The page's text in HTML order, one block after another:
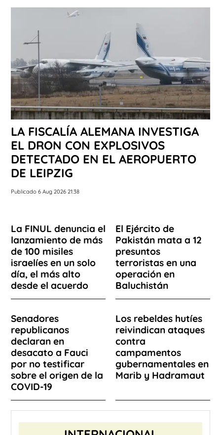
LA FISCALÍA ALEMANA INVESTIGA
EL DRON CON EXPLOSIVOS
DETECTADO EN EL AEROPUERTO
DE LEIPZIG
Publicado 6 Aug 2026 21:38
La FINUL denuncia el
lanzamiento de más
de 100 misiles
israelíes en un solo
día, el más alto
desde el acuerdo
El Ejército de
Pakistán mata a 12
presuntos
terroristas en una
operación en
Baluchistán
Senadores
republicanos
declaran en
desacato a Fauci
por no testificar
sobre el origen de la
COVID-19
Los rebeldes hutíes
reivindican ataques
contra
campamentos
gubernamentales en
Marib y Hadramaut